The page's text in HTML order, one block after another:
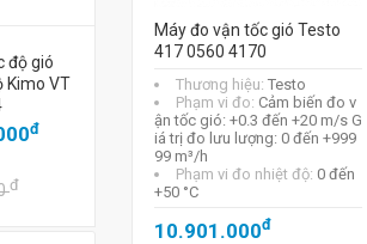
độ gió
Kimo VT
đ
đ
Máy đo vận tốc gió Testo
417 0560 4170
Thương hiệu: Testo
Phạm vi đo: Cảm biến đo v
ận tốc gió: +0.3 đến +20 m/s G
iá trị đo lưu lượng: 0 đến +999
99 m³/h
Phạm vi đo nhiệt độ: 0 đến
+50 °C
10.901.000đ